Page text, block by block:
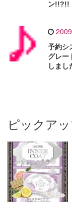
ン!!?!!
予約シ
グレー
しまし
ピックア